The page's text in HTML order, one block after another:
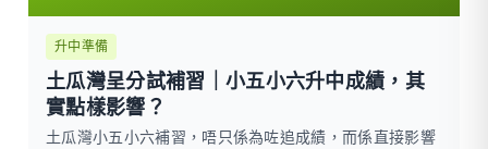
升中準備
土瓜灣呈分試補習｜小五小六升中成績，其
實點樣影響？
土瓜灣小五小六補習，唔只係為咗追成績，而係直接影響